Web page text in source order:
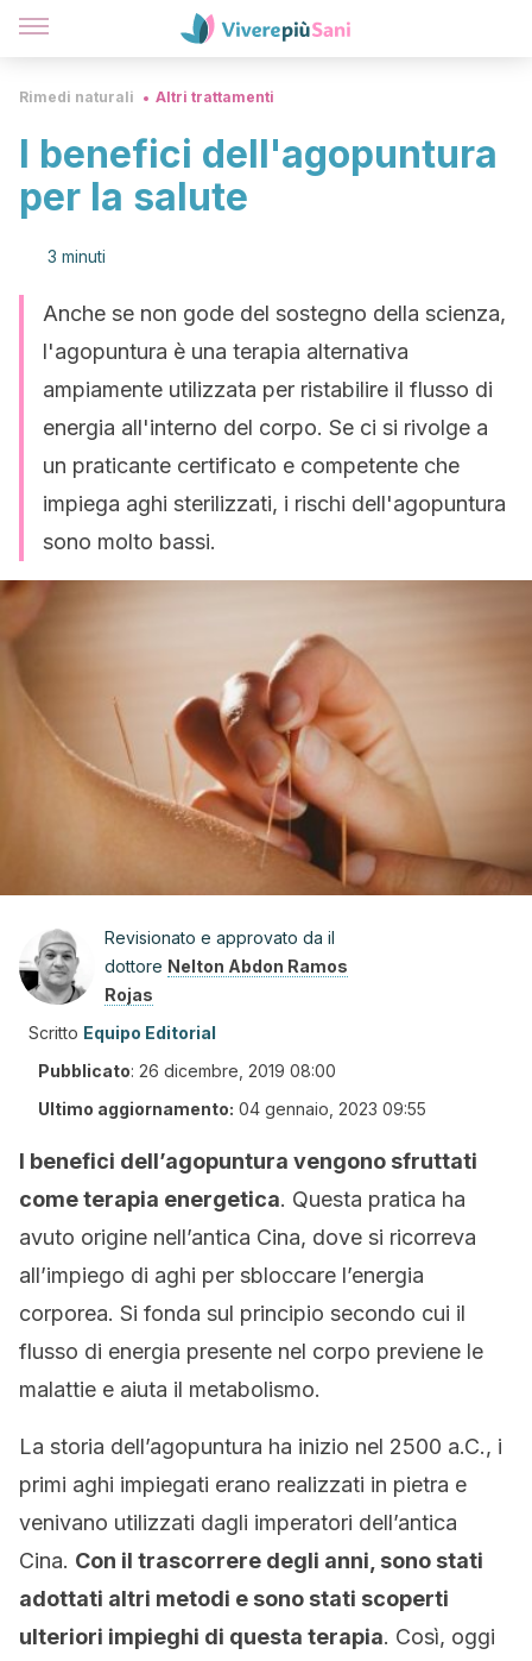
Rimedi naturali Altri trattamenti
I benefici dell'agopuntura
per la salute
3 minuti
Anche se non gode del sostegno della scienza,
l'agopuntura è una terapia alternativa
ampiamente utilizzata per ristabilire il flusso di
energia all'interno del corpo. Se ci si rivolge a
un praticante certificato e competente che
impiega aghi sterilizzati, i rischi dell'agopuntura
sono molto bassi.
Revisionato e approvato da il
dottore Nelton Abdon Ramos
Rojas
Scritto Equipo Editorial
Pubblicato: 26 dicembre, 2019 08:00
Ultimo aggiornamento: 04 gennaio, 2023 09:55
I benefici dell’agopuntura vengono sfruttati
come terapia energetica. Questa pratica ha
avuto origine nell’antica Cina, dove si ricorreva
all’impiego di aghi per sbloccare l’energia
corporea. Si fonda sul principio secondo cui il
flusso di energia presente nel corpo previene le
malattie e aiuta il metabolismo.
La storia dell’agopuntura ha inizio nel 2500 a.C., i
primi aghi impiegati erano realizzati in pietra e
venivano utilizzati dagli imperatori dell’antica
Cina. Con il trascorrere degli anni, sono stati
adottati altri metodi e sono stati scoperti
ulteriori impieghi di questa terapia. Così, oggi